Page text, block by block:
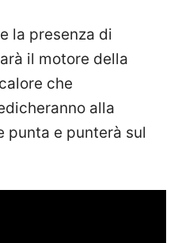
la presenza di
il motore della
che
alla
punta e punterà sul